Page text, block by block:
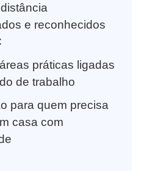
e reconhecidos
práticas ligadas
de trabalho
para quem precisa
casa com